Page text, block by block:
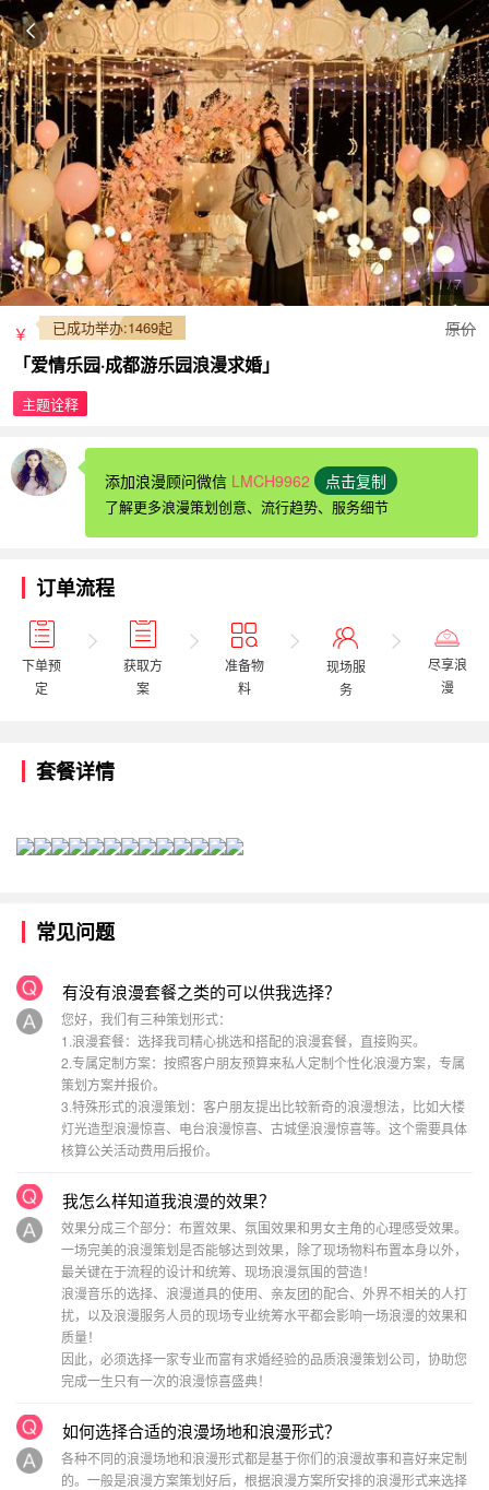
1/7
￥ 已成功举办:1469起 原价
「爱情乐园·成都游乐园浪漫求婚」
主题诠释
添加浪漫顾问微信 LMCH9962 点击复制
了解更多浪漫策划创意、流行趋势、服务细节
订单流程
下单预
定
获取方
案
准备物
料
现场服
务
尽享浪
漫
套餐详情
常见问题
有没有浪漫套餐之类的可以供我选择？
您好，我们有三种策划形式：
1.浪漫套餐：选择我司精心挑选和搭配的浪漫套餐，直接购买。
2.专属定制方案：按照客户朋友预算来私人定制个性化浪漫方案，专属
策划方案并报价。
3.特殊形式的浪漫策划：客户朋友提出比较新奇的浪漫想法，比如大楼
灯光造型浪漫惊喜、电台浪漫惊喜、古城堡浪漫惊喜等。这个需要具体
核算公关活动费用后报价。
我怎么样知道我浪漫的效果？
效果分成三个部分：布置效果、氛围效果和男女主角的心理感受效果。
一场完美的浪漫策划是否能够达到效果，除了现场物料布置本身以外，
最关键在于流程的设计和统筹、现场浪漫氛围的营造！
浪漫音乐的选择、浪漫道具的使用、亲友团的配合、外界不相关的人打
扰，以及浪漫服务人员的现场专业统筹水平都会影响一场浪漫的效果和
质量！
因此，必须选择一家专业而富有求婚经验的品质浪漫策划公司，协助您
完成一生只有一次的浪漫惊喜盛典！
如何选择合适的浪漫场地和浪漫形式？
各种不同的浪漫场地和浪漫形式都是基于你们的浪漫故事和喜好来定制
的。一般是浪漫方案策划好后，根据浪漫方案所安排的浪漫形式来选择